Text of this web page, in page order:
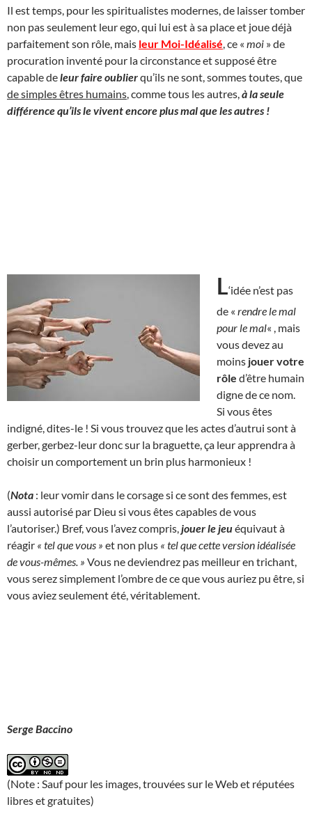
Il est temps, pour les spiritualistes modernes, de laisser tomber
non pas seulement leur ego, qui lui est à sa place et joue déjà
parfaitement son rôle, mais leur Moi-Idéalisé , ce « moi » de
procuration inventé pour la circonstance et supposé être
capable deleur faire oublierqu’ils ne sont, sommes toutes, que
de simples êtres humains , comme tous les autres, à la seule
différence qu’ils le vivent encore plus mal que les autres !
L‘idée n’est pas
de « rendre le mal
pour le mal« , mais
vous devez au
moins jouer votre
rôle d’être humain
digne de ce nom.
Si vous êtes
indigné, dites-le ! Si vous trouvez que les actes d’autrui sont à
gerber, gerbez-leur donc sur la braguette, ça leur apprendra à
choisir un comportement un brin plus harmonieux !
(Nota : leur vomir dans le corsage si ce sont des femmes, est
aussi autorisé par Dieu si vous êtes capables de vous
l’autoriser.) Bref, vous l’avez compris, jouer le jeuéquivaut à
réagir « tel que vous » et non plus « tel que cette version idéalisée
de vous-mêmes. » Vous ne deviendrez pas meilleur en trichant,
vous serez simplement l’ombre de ce que vous auriez pu être, si
vous aviez seulement été, véritablement.
Serge Baccino
(Note : Sauf pour les images, trouvées sur le Web et réputées
libres et gratuites)